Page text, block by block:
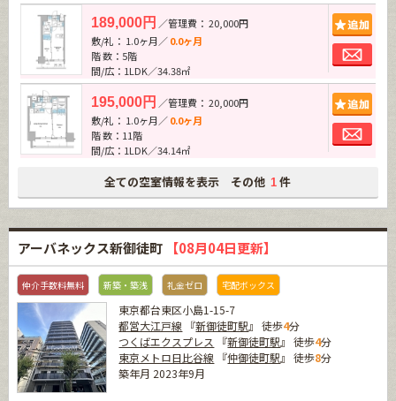
189,000円 ／管理費： 20,000円
敷/礼： 1.0ヶ月／0.0ヶ月
階 数：5階
間/広：1LDK／34.38㎡
195,000円 ／管理費： 20,000円
敷/礼： 1.0ヶ月／0.0ヶ月
階 数：11階
間/広：1LDK／34.14㎡
全ての空室情報を表示 その他 1 件
アーバネックス新御徒町 【08月04日更新】
仲介手数料無料 新築・築浅 礼金ゼロ 宅配ボックス
東京都台東区小島1-15-7
都営大江戸線 『新御徒町駅』 徒歩4分
つくばエクスプレス 『新御徒町駅』 徒歩4分
東京メトロ日比谷線 『仲御徒町駅』 徒歩8分
築年月 2023年9月